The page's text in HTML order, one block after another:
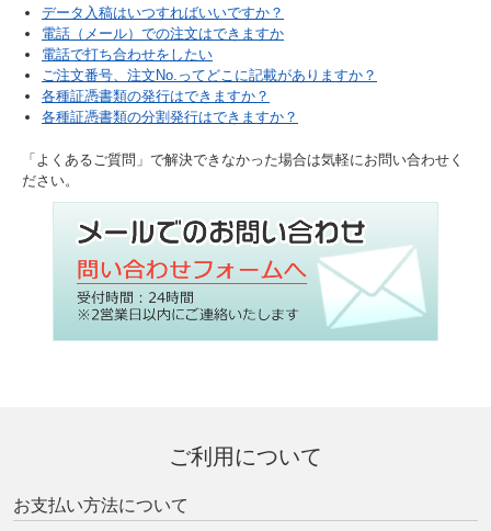
データ入稿はいつすればいいですか？
電話（メール）での注文はできますか
電話で打ち合わせをしたい
ご注文番号、注文No.ってどこに記載がありますか？
各種証憑書類の発行はできますか？
各種証憑書類の分割発行はできますか？
「よくあるご質問」で解決できなかった場合は気軽にお問い合わせく
ださい。
ご利用について
お支払い方法について